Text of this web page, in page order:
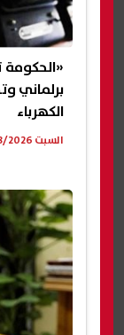
برلماني
الكهرباء
السبت 01/08/2026 03:37 م